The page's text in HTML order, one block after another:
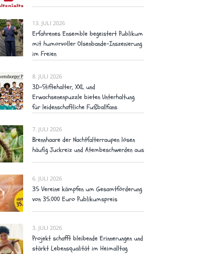
13. JULI 2026
Erfahrenes Ensemble begeistert Publikum
mit humorvoller Olsenbande-Inszenierung
im Freien
8. JULI 2026
3D-Stiftehalter, XXL und
Erwachsenenpuzzle bieten Unterhaltung
für leidenschaftliche Fußballfans
7. JULI 2026
Brennhaare der Nachtfalterraupen lösen
häufig Juckreiz und Atembeschwerden aus
6. JULI 2026
35 Vereine kämpfen um Gesamtförderung
von 35.000 Euro Publikumspreis
3. JULI 2026
Projekt schafft bleibende Erinnerungen und
stärkt Lebensqualität im Heimalltag